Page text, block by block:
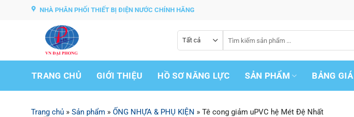
NHÀ PHÂN PHỐI THIẾT BỊ ĐIỆN NƯỚC CHÍNH HÃNG
kiếm:
TRANG CHỦ GIỚI THIỆU HỒ SƠ NĂNG LỰC SẢN PHẨM BẢNG GIÁ
Trang chủ» Sản phẩm» ỐNG NHỰA & PHỤ KIỆN » Tê cong giảm uPVC hệ Mét Đệ Nhất